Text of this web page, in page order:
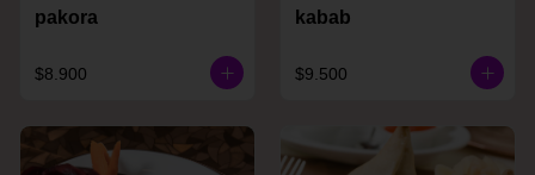
pakora
$8.900
kabab
$9.500